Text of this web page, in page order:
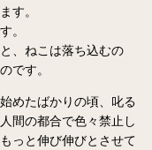
す。
。
、ねこは落ち込むの
です。
めたばかりの頃、叱る
間の都合で色々禁止し
っと伸び伸びとさせて